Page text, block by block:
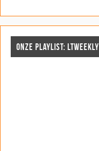
ONZE PLAYLIST: LTWEEKLY